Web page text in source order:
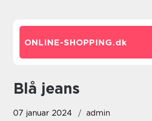
ONLINE-SHOPPING.dk
blå jeans
07 januar 2024 admin